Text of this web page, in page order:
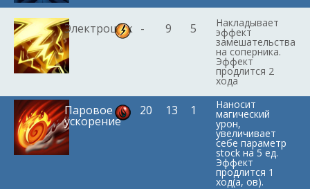
Электрошок - 9 5 Накладывает
эффект
замешательства
на соперника.
Эффект
продлится 2
хода
Паровое
ускорение
20 13 1 Наносит
магический
урон,
увеличивает
себе параметр
stock на 5 ед.
Эффект
продлится 1
ход(а, ов).